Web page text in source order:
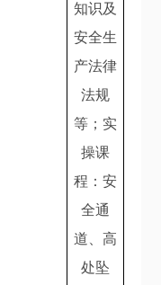
知识及
安全生
产法律
法规
等；实
操课
程：安
全通
道、高
处坠